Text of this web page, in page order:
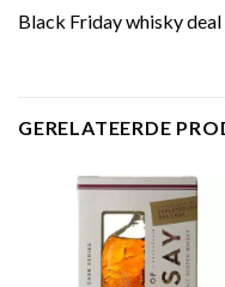
Black Friday whisky deal
GERELATEERDE